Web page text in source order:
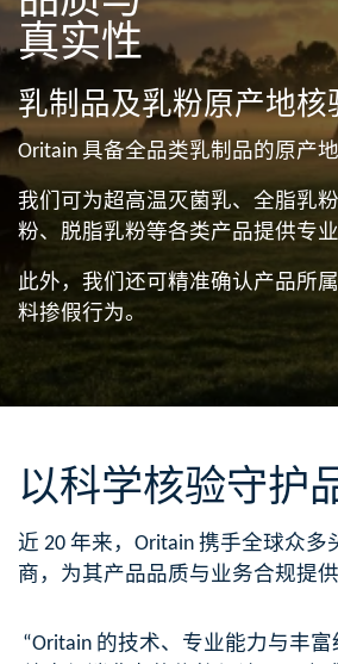
真实性
乳制品及乳粉原产地核
Oritain 具备全品类乳制品的原产
我们可为超高温灭菌乳、全脂乳
粉、脱脂乳粉等各类产品提供专业
此外，我们还可精准确认产品所
料掺假行为。
以科学核验守护
近 20 年来，Oritain 携手全球众多
商，为其产品品质与业务合规提供
“Oritain 的技术、专业能力与丰